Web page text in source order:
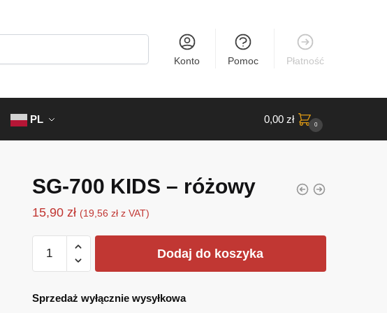
Konto Pomoc Płatność
PL 0,00 zł 0
SG-700 KIDS – różowy
15,90 zł (19,56 złz VAT)
SG-
KIDS
Dodaj do koszyka
Sprzedaż wyłącznie wysyłkowa